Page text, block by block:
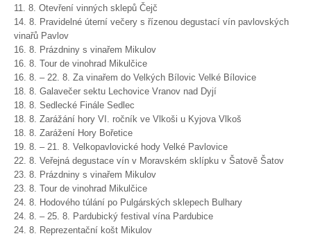
11. 8. Otevření vinných sklepů Čejč
14. 8. Pravidelné úterní večery s řízenou degustací vín pavlovských
vinařů Pavlov
16. 8. Prázdniny s vinařem Mikulov
16. 8. Tour de vinohrad Mikulčice
16. 8. – 22. 8. Za vinařem do Velkých Bílovic Velké Bílovice
18. 8. Galavečer sektu Lechovice Vranov nad Dyjí
18. 8. Sedlecké Finále Sedlec
18. 8. Zarážání hory VI. ročník ve Vlkoši u Kyjova Vlkoš
18. 8. Zarážení Hory Bořetice
19. 8. – 21. 8. Velkopavlovické hody Velké Pavlovice
22. 8. Veřejná degustace vín v Moravském sklípku v Šatově Šatov
23. 8. Prázdniny s vinařem Mikulov
23. 8. Tour de vinohrad Mikulčice
24. 8. Hodového túlání po Pulgárských sklepech Bulhary
24. 8. – 25. 8. Pardubický festival vína Pardubice
24. 8. Reprezentační košt Mikulov